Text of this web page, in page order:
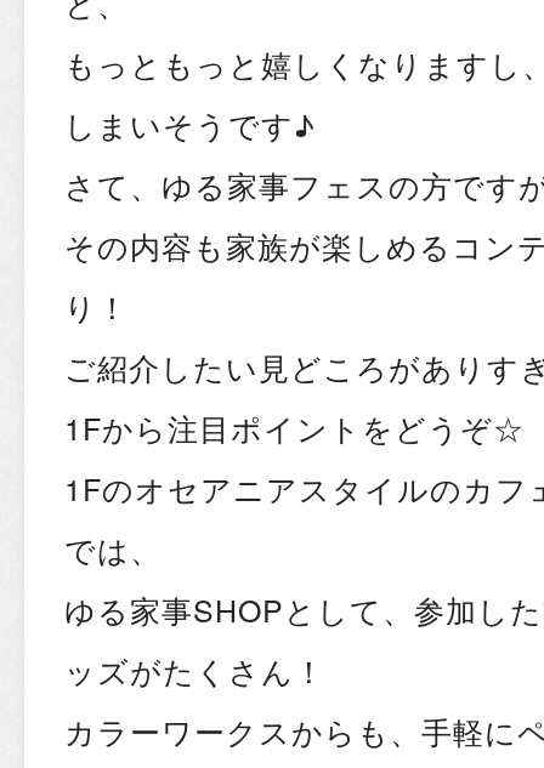
もっともっと嬉しくなりますし
しまいそうです♪
さて、ゆる家事フェスの方です
その内容も家族が楽しめるコン
り！
ご紹介したい見どころがありす
1Fから注目ポイントをどうぞ☆
1Fのオセアニアスタイルのカフ
では、
ゆる家事SHOPとして、参加し
ッズがたくさん！
カラーワークスからも、手軽に